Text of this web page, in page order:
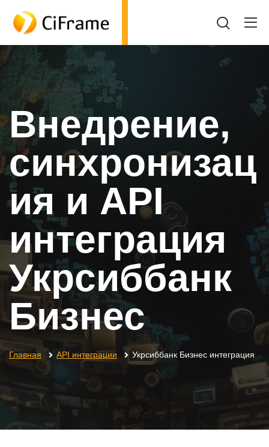
Внедрение,
синхронизац
ия и API
интеграция
Укрсиббанк
Бизнес
Главная API интеграции Укрсиббанк Бизнес интеграция